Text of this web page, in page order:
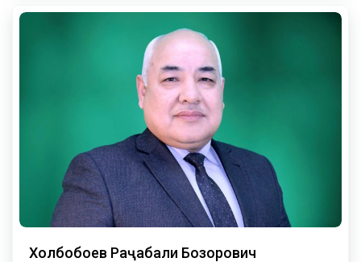
Холбобоев Раҷабали Бозорович